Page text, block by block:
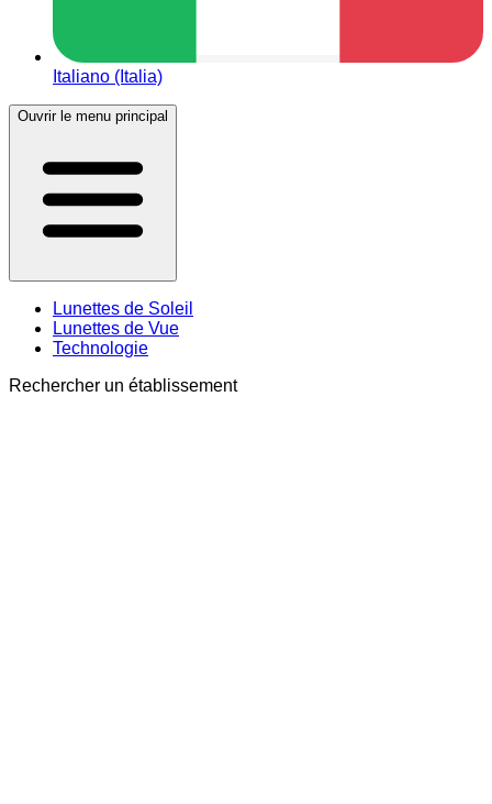
Italiano (Italia)
Ouvrir le menu principal
Lunettes de Soleil
Lunettes de Vue
Technologie
Rechercher un établissement